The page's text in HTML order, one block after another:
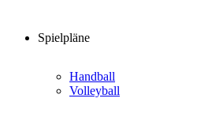
Spielpläne
Handball
Volleyball